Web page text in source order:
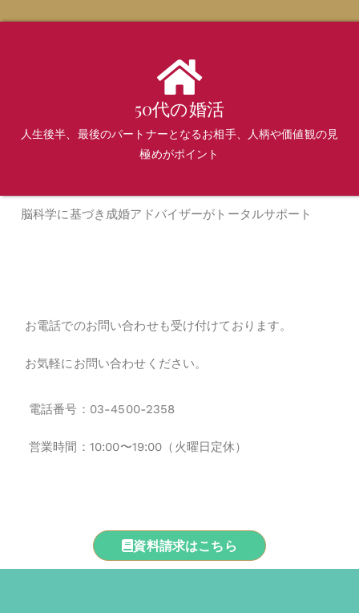
50代の婚活
人生後半、最後のパートナーとなるお相手、人柄や価値観の見
極めがポイント
脳科学に基づき成婚アドバイザーがトータルサポート
お電話でのお問い合わせも受け付けております。
お気軽にお問い合わせください。
電話番号： 03-4500-2358
営業時間：10:00〜19:00（火曜日定休）
資料請求はこちら